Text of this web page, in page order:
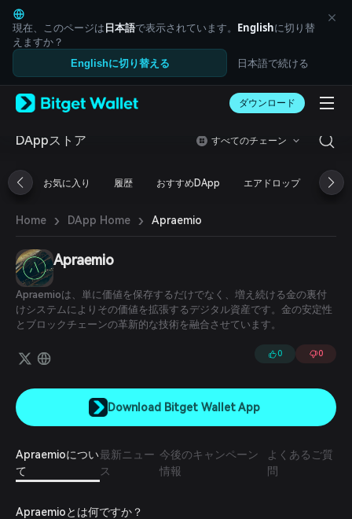
English
日本語
Tiếng Việt
Русский
Español (Latinoamérica)
Italiano
Deutsch
繁體中文
Português (Portugal)
ภาษาไทย
العربية
हिन्दी
বাংলা
Español
Português (Brasil)
Español (Argentina)
現在、このページは日本語で表示されています。 Englishに切り替
えますか？
Englishに切り替える 日本語で続ける
ダウンロード
DAppストア すべてのチェーン
お気に入り 履歴 おすすめDApp エアドロップ DeFi
Home › DApp Home › Apraemio
Apraemio
Apraemioは、単に価値を保存するだけでなく、増え続ける金の裏付
けシステムによりその価値を拡張するデジタル資産です。金の安定性
とブロックチェーンの革新的な技術を融合させています。
0 0
Download Bitget Wallet App
Apraemioについ
て
最新ニュー
ス
今後のキャンペーン
情報
よくあるご質
問
Apraemioとは何ですか？